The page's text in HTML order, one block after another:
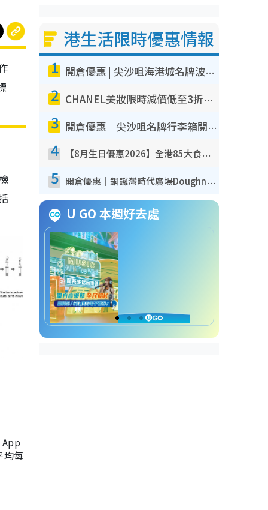
均每
港生活限時優惠情報
1 開倉優惠 | 尖沙咀海港城名牌波鞋開倉低至1折！On鞋$899起／Joy&Peace鞋履$98起
2 CHANEL美妝限時減價低至3折！人氣粉底/唇膏/精華液低至$275！COCO香水都有平
3 開倉優惠｜尖沙咀名牌行李箱開倉低至4折！一連5日 American Tourister/ace./Hallmark $200起！
4 【8月生日優惠2026】全港85大食買玩著數攻略 自助餐/火鍋放題同行免費＋誠品/DONKI送現金券
5 開倉優惠｜銅鑼灣時代廣場Doughnut/Campo Marzio開倉低至1折！背囊、書包、手袋劈價$200起
U GO 本週好去處